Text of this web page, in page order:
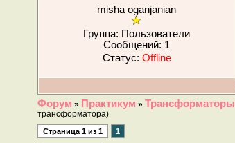
misha oganjanian
Группа: Пользователи
Сообщений: 1
Статус: Offline
Форум » Практикум » Трансформаторы
трансформатора)
Страница 1из 1 1